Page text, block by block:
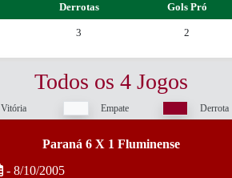
Derrotas Gols Pró
3 2
Todos os 4 Jogos
Vitória Empate Derrota
Paraná 6 X 1 Fluminense
- 8/10/2005